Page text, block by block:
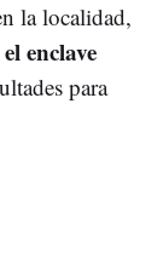
la localidad,
enclave
para